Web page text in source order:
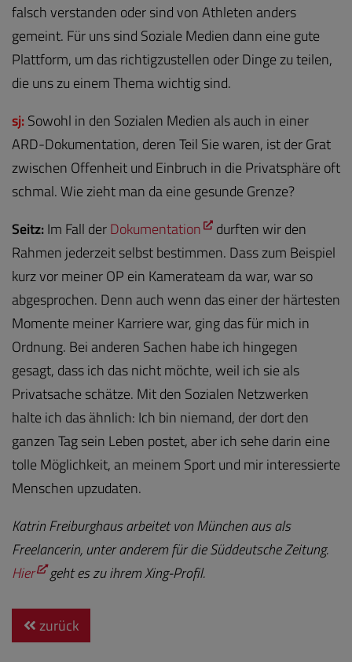
falsch verstanden oder sind von Athleten anders
gemeint. Für uns sind Soziale Medien dann eine gute
Plattform, um das richtigzustellen oder Dinge zu teilen,
die uns zu einem Thema wichtig sind.
sj:Sowohl in den Sozialen Medien als auch in einer
ARD-Dokumentation, deren Teil Sie waren, ist der Grat
zwischen Offenheit und Einbruch in die Privatsphäre oft
schmal. Wie zieht man da eine gesunde Grenze?
Seitz:Im Fall derDokumentation
durften wir den
Rahmen jederzeit selbst bestimmen. Dass zum Beispiel
kurz vor meiner OP ein Kamerateam da war, war so
abgesprochen. Denn auch wenn das einer der härtesten
Momente meiner Karriere war, ging das für mich in
Ordnung. Bei anderen Sachen habe ich hingegen
gesagt, dass ich das nicht möchte, weil ich sie als
Privatsache schätze. Mit den Sozialen Netzwerken
halte ich das ähnlich: Ich bin niemand, der dort den
ganzen Tag sein Leben postet, aber ich sehe darin eine
tolle Möglichkeit, an meinem Sport und mir interessierte
Menschen upzudaten.
Katrin Freiburghaus arbeitet von München aus als
Freelancerin, unter anderem für die Süddeutsche Zeitung.
Hier geht es zu ihrem Xing-Profil.
zurück